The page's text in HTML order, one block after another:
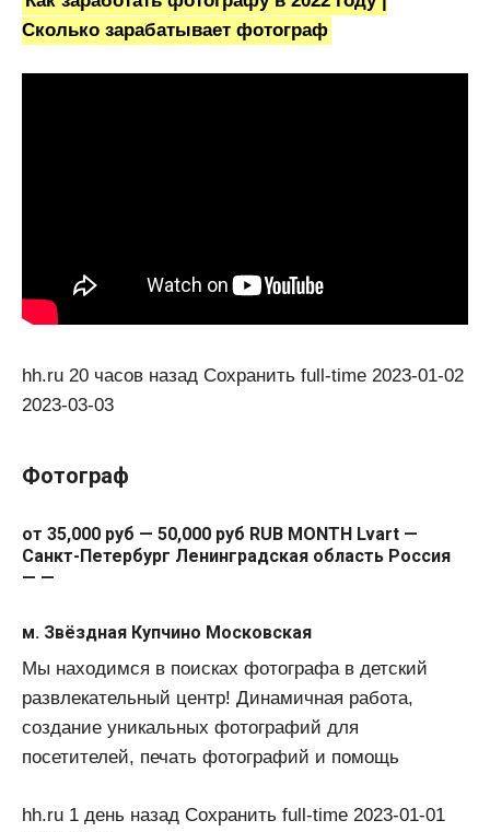
Сколько зарабатывает фотограф
hh.ru 20 часов назад Сохранить full-time 2023-01-02
2023-03-03
Фотограф
от 35,000 руб — 50,000 руб RUB MONTH Lvart —
Санкт-Петербург Ленинградская область Россия
— —
м. Звёздная Купчино Московская
Мы находимся в поисках фотографа в детский
развлекательный центр! Динамичная работа,
создание уникальных фотографий для
посетителей, печать фотографий и помощь
hh.ru 1 день назад Сохранить full-time 2023-01-01